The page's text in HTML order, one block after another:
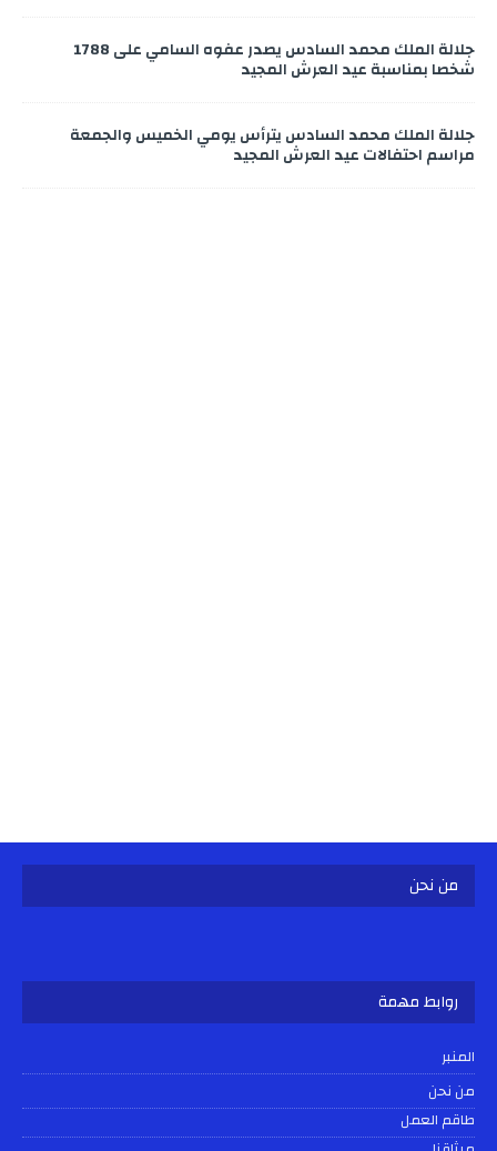
جلالة الملك محمد السادس يصدر عفوه السامي على 1788
شخصا بمناسبة عيد العرش المجيد
جلالة الملك محمد السادس يترأس يومي الخميس والجمعة
مراسم احتفالات عيد العرش المجيد
من نحن
روابط مهمة
المنبر
من نحن
طاقم العمل